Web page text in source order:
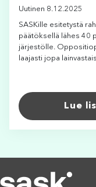
Uutinen 8.12.2025
SASKille esitetystä
päätöksellä lähes 40
järjestölle.
laajasti jopa
Lue